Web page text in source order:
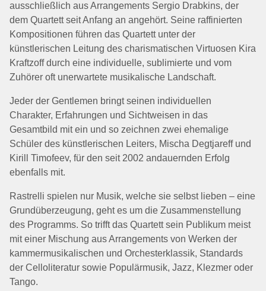
ausschließlich aus Arrangements Sergio Drabkins, der
dem Quartett seit Anfang an angehört. Seine raffinierten
Kompositionen führen das Quartett unter der
künstlerischen Leitung des charismatischen Virtuosen Kira
Kraftzoff durch eine individuelle, sublimierte und vom
Zuhörer oft unerwartete musikalische Landschaft.
Jeder der Gentlemen bringt seinen individuellen
Charakter, Erfahrungen und Sichtweisen in das
Gesamtbild mit ein und so zeichnen zwei ehemalige
Schüler des künstlerischen Leiters, Mischa Degtjareff und
Kirill Timofeev, für den seit 2002 andauernden Erfolg
ebenfalls mit.
Rastrelli spielen nur Musik, welche sie selbst lieben – eine
Grundüberzeugung, geht es um die Zusammenstellung
des Programms. So trifft das Quartett sein Publikum meist
mit einer Mischung aus Arrangements von Werken der
kammermusikalischen und Orchesterklassik, Standards
der Celloliteratur sowie Populärmusik, Jazz, Klezmer oder
Tango.